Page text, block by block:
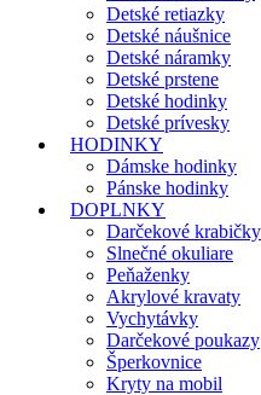
Detské retiazky
Detské náušnice
Detské náramky
Detské prstene
Detské hodinky
Detské prívesky
HODINKY
Dámske hodinky
Pánske hodinky
DOPLNKY
Darčekové krabičky
Slnečné okuliare
Peňaženky
Akrylové kravaty
Vychytávky
Darčekové poukazy
Šperkovnice
Kryty na mobil